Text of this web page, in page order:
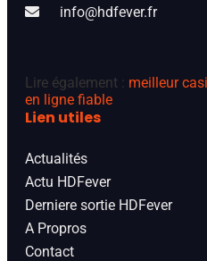
info@hdfever.fr
Lire également : meilleur
en ligne fiable
Lien utiles
Actualités
Actu HDFever
Derniere sortie HDFever
A Propros
Contact